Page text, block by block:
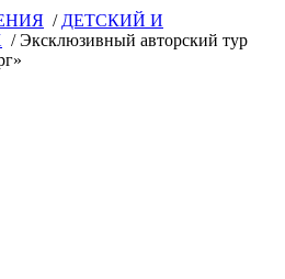
/ ДЕТСКИЙ И
/Эксклюзивный авторский тур